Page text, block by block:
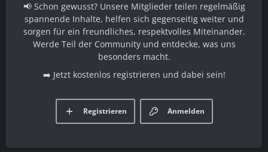
📢 Schon gewusst? Unsere Mitglieder teilen regelmäßig
spannende Inhalte, helfen sich gegenseitig weiter und
sorgen für ein freundliches, respektvolles Miteinander.
Werde Teil der Community und entdecke, was uns
besonders macht.
➡️ Jetzt kostenlos registrieren und dabei sein!
Anmelden
Registrieren